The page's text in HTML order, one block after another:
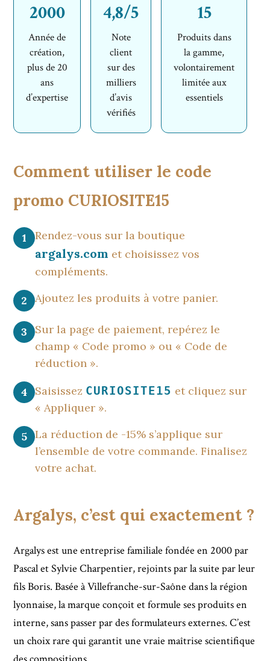
2000
Année de
création,
plus de 20
ans
d’expertise
4,8/5
Note
client
sur des
milliers
d’avis
vérifiés
15
Produits dans
la gamme,
volontairement
limitée aux
essentiels
Comment utiliser le code
promo CURIOSITE15
1 Rendez-vous sur la boutique
argalys.com et choisissez vos
compléments.
2 Ajoutez les produits à votre panier.
3
Sur la page de paiement, repérez le
champ « Code promo » ou « Code de
réduction ».
4 Saisissez CURIOSITE15 et cliquez sur
« Appliquer ».
5 La réduction de -15% s’applique sur
l’ensemble de votre commande. Finalisez
votre achat.
Argalys, c’est qui exactement ?
Argalys est une entreprise familiale fondée en 2000 par
Pascal et Sylvie Charpentier, rejoints par la suite par leur
fils Boris. Basée à Villefranche-sur-Saône dans la région
lyonnaise, la marque conçoit et formule ses produits en
interne, sans passer par des formulateurs externes. C’est
un choix rare qui garantit une vraie maîtrise scientifique